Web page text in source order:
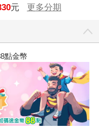
元 更多分期
點金幣